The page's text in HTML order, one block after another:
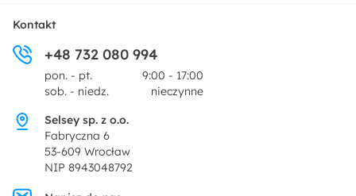
Dekoracje i akcesoria
Promocje
Zwroty
Pytania i odpowiedzi
O nas
Centrum prasowe
Regulamin
Polityka prywatności
Kontakt
+48 732 080 994
pon. - pt.
9:00 - 17:00
sob. - niedz.
nieczynne
Selsey sp. z o.o.
Fabryczna 6
53-609 Wrocław
NIP 8943048792